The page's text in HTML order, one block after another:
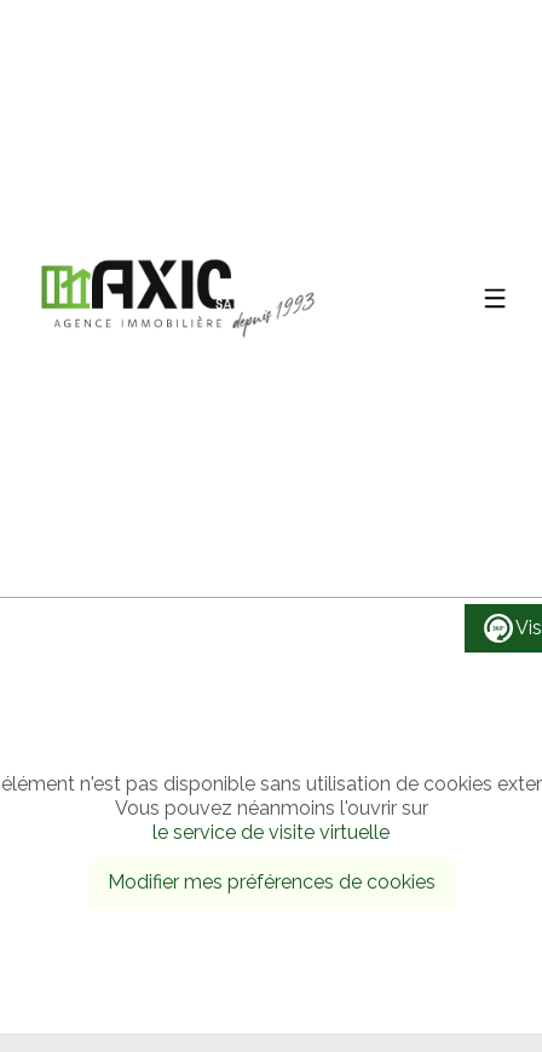
n'est pas disponible sans utilisation de cookies
Vous pouvez néanmoins l'ouvrir sur
le service de visite virtuelle
Modifier mes préférences de cookies